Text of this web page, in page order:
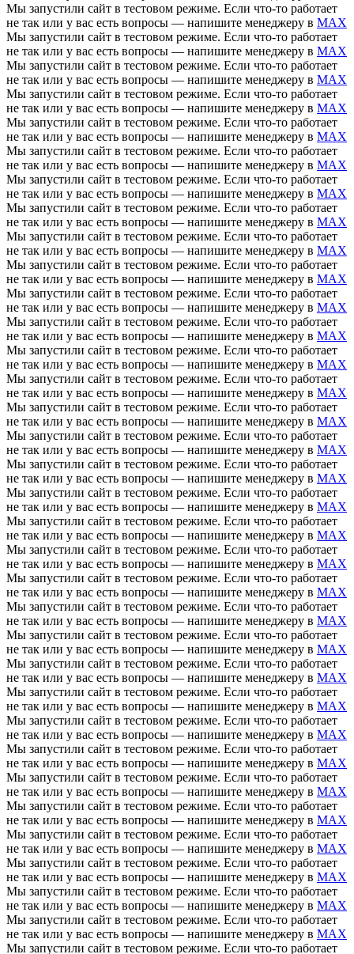
Мы запустили сайт в тестовом режиме. Если что-то работает
не так или у вас есть вопросы — напишите менеджеру в MAX
Мы запустили сайт в тестовом режиме. Если что-то работает
не так или у вас есть вопросы — напишите менеджеру в MAX
Мы запустили сайт в тестовом режиме. Если что-то работает
не так или у вас есть вопросы — напишите менеджеру в MAX
Мы запустили сайт в тестовом режиме. Если что-то работает
не так или у вас есть вопросы — напишите менеджеру в MAX
Мы запустили сайт в тестовом режиме. Если что-то работает
не так или у вас есть вопросы — напишите менеджеру в MAX
Мы запустили сайт в тестовом режиме. Если что-то работает
не так или у вас есть вопросы — напишите менеджеру в MAX
Мы запустили сайт в тестовом режиме. Если что-то работает
не так или у вас есть вопросы — напишите менеджеру в MAX
Мы запустили сайт в тестовом режиме. Если что-то работает
не так или у вас есть вопросы — напишите менеджеру в MAX
Мы запустили сайт в тестовом режиме. Если что-то работает
не так или у вас есть вопросы — напишите менеджеру в MAX
Мы запустили сайт в тестовом режиме. Если что-то работает
не так или у вас есть вопросы — напишите менеджеру в MAX
Мы запустили сайт в тестовом режиме. Если что-то работает
не так или у вас есть вопросы — напишите менеджеру в MAX
Мы запустили сайт в тестовом режиме. Если что-то работает
не так или у вас есть вопросы — напишите менеджеру в MAX
Мы запустили сайт в тестовом режиме. Если что-то работает
не так или у вас есть вопросы — напишите менеджеру в MAX
Мы запустили сайт в тестовом режиме. Если что-то работает
не так или у вас есть вопросы — напишите менеджеру в MAX
Мы запустили сайт в тестовом режиме. Если что-то работает
не так или у вас есть вопросы — напишите менеджеру в MAX
Мы запустили сайт в тестовом режиме. Если что-то работает
не так или у вас есть вопросы — напишите менеджеру в MAX
Мы запустили сайт в тестовом режиме. Если что-то работает
не так или у вас есть вопросы — напишите менеджеру в MAX
Мы запустили сайт в тестовом режиме. Если что-то работает
не так или у вас есть вопросы — напишите менеджеру в MAX
Мы запустили сайт в тестовом режиме. Если что-то работает
не так или у вас есть вопросы — напишите менеджеру в MAX
Мы запустили сайт в тестовом режиме. Если что-то работает
не так или у вас есть вопросы — напишите менеджеру в MAX
Мы запустили сайт в тестовом режиме. Если что-то работает
не так или у вас есть вопросы — напишите менеджеру в MAX
Мы запустили сайт в тестовом режиме. Если что-то работает
не так или у вас есть вопросы — напишите менеджеру в MAX
Мы запустили сайт в тестовом режиме. Если что-то работает
не так или у вас есть вопросы — напишите менеджеру в MAX
Мы запустили сайт в тестовом режиме. Если что-то работает
не так или у вас есть вопросы — напишите менеджеру в MAX
Мы запустили сайт в тестовом режиме. Если что-то работает
не так или у вас есть вопросы — напишите менеджеру в MAX
Мы запустили сайт в тестовом режиме. Если что-то работает
не так или у вас есть вопросы — напишите менеджеру в MAX
Мы запустили сайт в тестовом режиме. Если что-то работает
не так или у вас есть вопросы — напишите менеджеру в MAX
Мы запустили сайт в тестовом режиме. Если что-то работает
не так или у вас есть вопросы — напишите менеджеру в MAX
Мы запустили сайт в тестовом режиме. Если что-то работает
не так или у вас есть вопросы — напишите менеджеру в MAX
Мы запустили сайт в тестовом режиме. Если что-то работает
не так или у вас есть вопросы — напишите менеджеру в MAX
Мы запустили сайт в тестовом режиме. Если что-то работает
не так или у вас есть вопросы — напишите менеджеру в MAX
Мы запустили сайт в тестовом режиме. Если что-то работает
не так или у вас есть вопросы — напишите менеджеру в MAX
Мы запустили сайт в тестовом режиме. Если что-то работает
не так или у вас есть вопросы — напишите менеджеру в MAX
Мы запустили сайт в тестовом режиме. Если что-то работает